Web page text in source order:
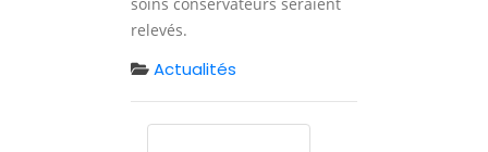
relevés.
Actualités